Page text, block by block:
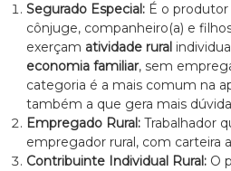
Segurado Especial:É o produtor
cônjuge, companheiro(a) e
exerçam atividade rural
economia familiar, sem
categoria é a mais comum na
também a que gera mais
Empregado Rural:Trabalhador
empregador rural, com carteira
Contribuinte Individual Rural:O